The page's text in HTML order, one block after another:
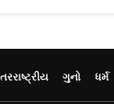
ગુનો ધર્મ